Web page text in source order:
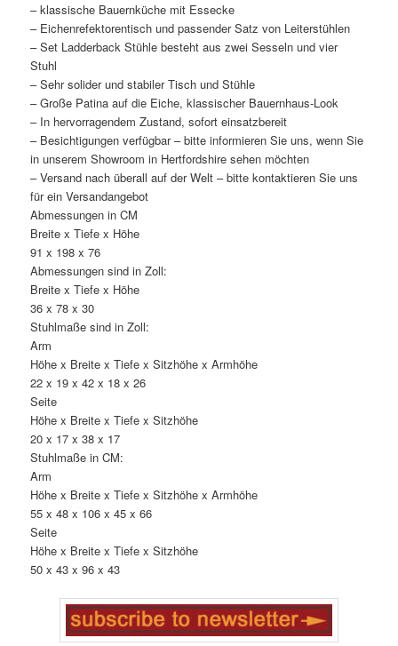
– klassische Bauernküche mit Essecke
– Eichenrefektorentisch und passender Satz von Leiterstühlen
– Set Ladderback Stühle besteht aus zwei Sesseln und vier
Stuhl
– Sehr solider und stabiler Tisch und Stühle
– Große Patina auf die Eiche, klassischer Bauernhaus-Look
– In hervorragendem Zustand, sofort einsatzbereit
– Besichtigungen verfügbar – bitte informieren Sie uns, wenn Sie
in unserem Showroom in Hertfordshire sehen möchten
– Versand nach überall auf der Welt – bitte kontaktieren Sie uns
für ein Versandangebot
Abmessungen in CM
Breite x Tiefe x Höhe
91 x 198 x 76
Abmessungen sind in Zoll:
Breite x Tiefe x Höhe
36 x 78 x 30
Stuhlmaße sind in Zoll:
Arm
Höhe x Breite x Tiefe x Sitzhöhe x Armhöhe
22 x 19 x 42 x 18 x 26
Seite
Höhe x Breite x Tiefe x Sitzhöhe
20 x 17 x 38 x 17
Stuhlmaße in CM:
Arm
Höhe x Breite x Tiefe x Sitzhöhe x Armhöhe
55 x 48 x 106 x 45 x 66
Seite
Höhe x Breite x Tiefe x Sitzhöhe
50 x 43 x 96 x 43